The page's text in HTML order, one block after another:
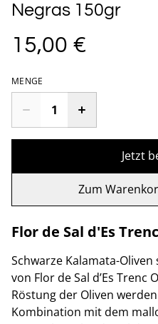
Negras 150gr
15,00 €
MENGE
Jetzt
Zum
Flor de Sal d'Es
Schwarze Kalamata-
von Flor de Sal d’Es Trenc
Röstung der Oliven
Kombination mit dem